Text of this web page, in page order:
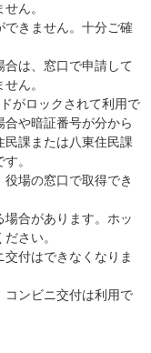
ん。
できません。十分ご確
は、窓口で申請して
ん。
がロックされて利用で
や暗証番号が分から
民課または八東住民課
。
場の窓口で取得でき
合があります。ホッ
さい。
付はできなくなりま
コンビニ交付は利用で